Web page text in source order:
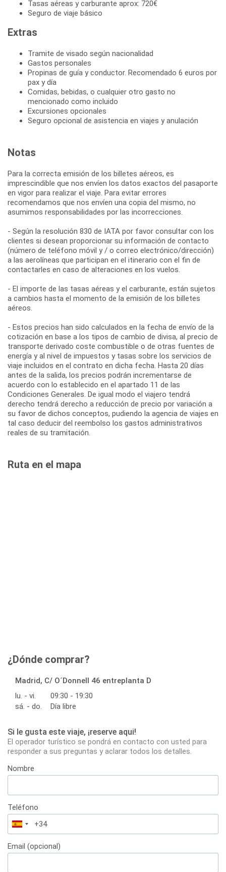
Tasas aéreas y carburante aprox: 720€
Seguro de viaje básico
Extras
Tramite de visado según nacionalidad
Gastos personales
Propinas de guía y conductor. Recomendado 6 euros por
pax y día
Comidas, bebidas, o cualquier otro gasto no
mencionado como incluido
Excursiones opcionales
Seguro opcional de asistencia en viajes y anulación
Notas
Para la correcta emisión de los billetes aéreos, es
imprescindible que nos envíen los datos exactos del pasaporte
en vigor para realizar el viaje. Para evitar errores
recomendamos que nos envíen una copia del mismo, no
asumimos responsabilidades por las incorrecciones.
- Según la resolución 830 de IATA por favor consultar con los
clientes si desean proporcionar su información de contacto
(número de teléfono móvil y / o correo electrónico/dirección)
a las aerolíneas que participan en el itinerario con el fin de
contactarles en caso de alteraciones en los vuelos.
- El importe de las tasas aéreas y el carburante, están sujetos
a cambios hasta el momento de la emisión de los billetes
aéreos.
- Estos precios han sido calculados en la fecha de envío de la
cotización en base a los tipos de cambio de divisa, al precio de
transporte derivado coste combustible o de otras fuentes de
energía y al nivel de impuestos y tasas sobre los servicios de
viaje incluidos en el contrato en dicha fecha. Hasta 20 días
antes de la salida, los precios podrán incrementarse de
acuerdo con lo establecido en el apartado 11 de las
Condiciones Generales. De igual modo el viajero tendrá
derecho tendrá derecho a reducción de precio por variación a
su favor de dichos conceptos, pudiendo la agencia de viajes en
tal caso deducir del reembolso los gastos administrativos
reales de su tramitación.
Ruta en el mapa
¿Dónde comprar?
Madrid, C/ O´Donnell 46 entreplanta D
lu. - vi.
09:30 - 19:30
sá. - do.
Día libre
Si le gusta este viaje, ¡reserve aqui!
El operador turístico se pondrá en contacto con usted para
responder a sus preguntas y aclarar todos los detalles.
Nombre
Teléfono
España
+34
Email (opcional)